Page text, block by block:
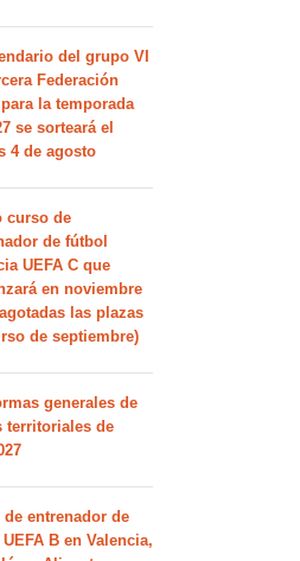
del grupo VI
Federación
para la temporada
se sorteará el
4 de agosto
curso de
de fútbol
UEFA C que
en noviembre
las plazas
de septiembre)
generales de
territoriales de
de entrenador de
B en Valencia,